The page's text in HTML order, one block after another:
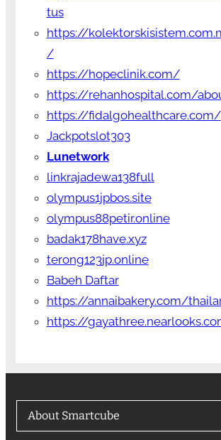
tus
https://
/
https://hopeclinik.com/
https://rehanhospital.com/
https://fidalgohealthcare.com/
Jackpotslot303
Lunetwork
linkrajadewa138full
olympus1jpbos.site
olympus88petir.online
badak178have.xyz
terong123jp.online
Babeh Daftar
https://annaibakery.com/
https://
About Smartcube